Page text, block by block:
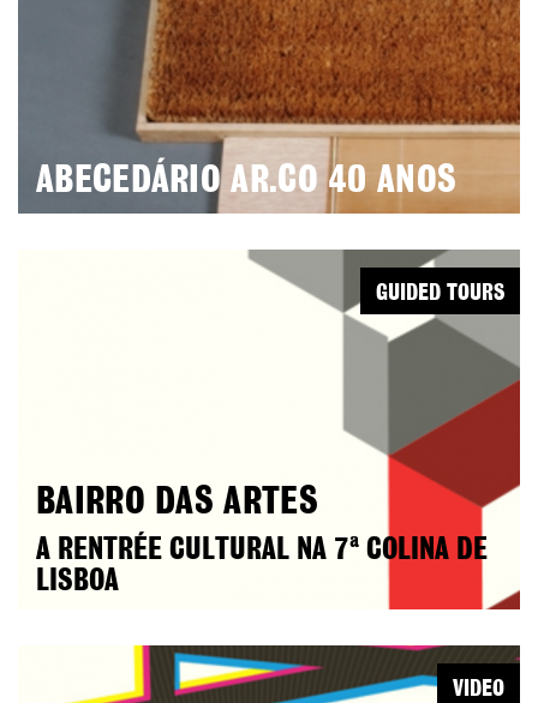
ABECEDÁRIO AR.CO 40 ANOS
BAIRRO DAS ARTES
A RENTRÉE CULTURAL NA 7ª COLINA DE
LISBOA
GUIDED TOURS
VIDEO